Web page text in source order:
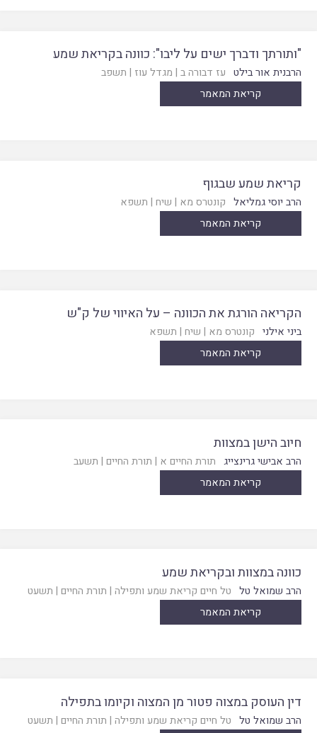
"ותורתך ודברך ישים על ליבו": כוונה בקריאת שמע
הרבנית אור בילט עז דבורה ב | מגדל עוז | תשפב
קריאת המאמר
קריאת שמע שבגוף
הרב יוסי גמליאל קונטרס מא | שיח | תשפא
קריאת המאמר
הקריאה הורגת את הכוונה – על האיווי של ק"ש
ביני אילני קונטרס מא | שיח | תשפא
קריאת המאמר
חיוב הישן במצוות
הרב אבישי גרינצייג תורת החיים א | תורת החיים | תשעב
קריאת המאמר
כוונה במצוות ובקריאת שמע
הרב שמואל טל טל חיים קריאת שמע ותפילה | תורת החיים | תשעט
קריאת המאמר
דין העוסק במצוה פטור מן המצוה וקיומו בתפילה
הרב שמואל טל טל חיים קריאת שמע ותפילה | תורת החיים | תשעט